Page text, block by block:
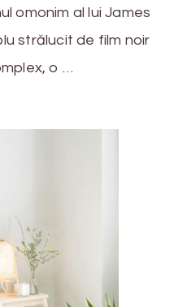
omonim al lui James
strălucit de film noir
o …